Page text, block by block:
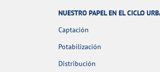
NUESTRO PAPEL EN EL CICLO
Captación
Potabilización
Distribución